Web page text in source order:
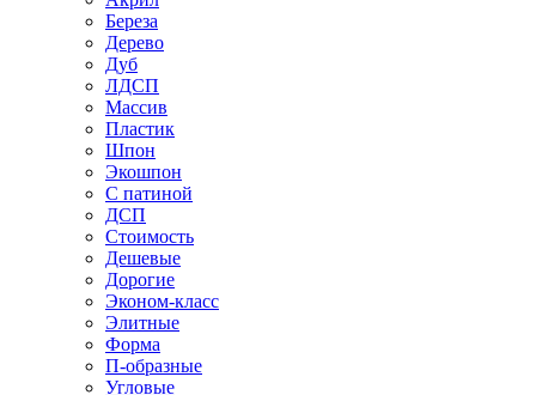
Береза
Дерево
Дуб
ЛДСП
Массив
Пластик
Шпон
Экошпон
С патиной
ДСП
Стоимость
Дешевые
Дорогие
Эконом-класс
Элитные
Форма
П-образные
Угловые